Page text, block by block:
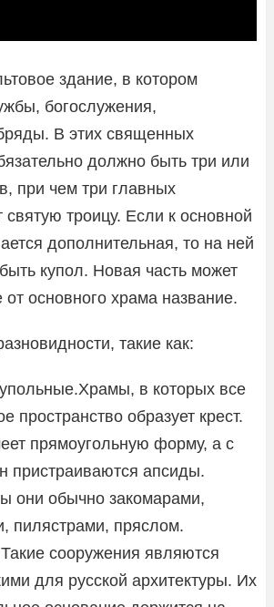
здание, в котором
богослужения,
В этих священных
должно быть три или
при чем три главных
троицу. Если к основной
дополнительная, то на ней
купол. Новая часть может
от основного храма название.
такие как:
в которых все
пространство образует крест.
прямоугольную форму, а с
пристраиваются апсиды.
они обычно закомарами,
пилястрами, пряслом.
сооружения являются
для русской архитектуры. Их